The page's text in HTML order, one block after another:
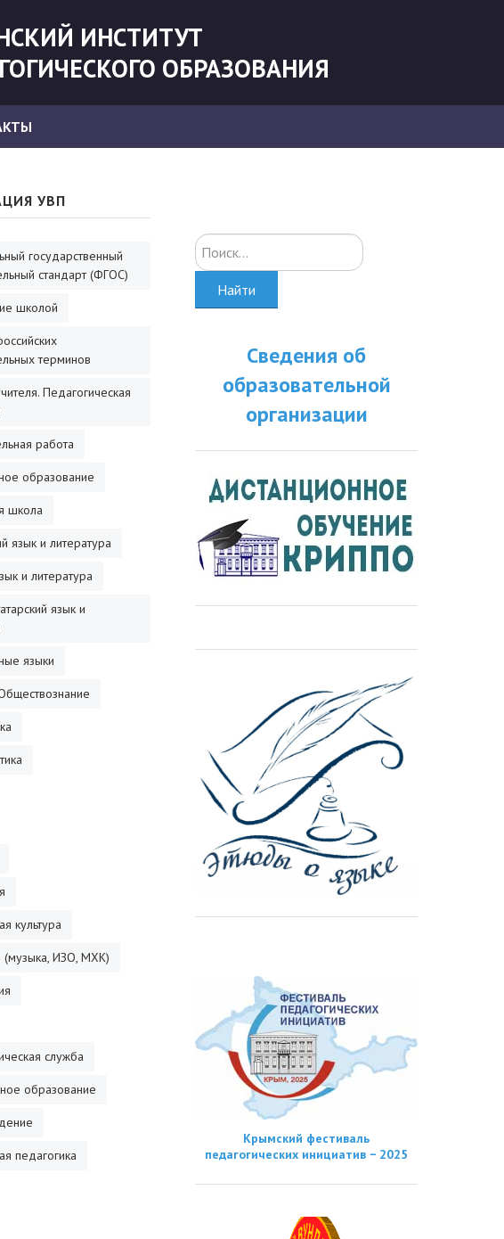
ИНСТИТУТ
ОБРАЗОВАНИЯ
УВП
государственный
стандарт (ФГОС)
школой
терминов
Педагогическая
работа
образование
школа
язык и литература
и литература
язык и
языки
культура
(музыка, ИЗО, МХК)
служба
образование
педагогика
Искать...
Найти
Сведения об
образовательной
организации
Крымский фестиваль
педагогических инициатив − 2025